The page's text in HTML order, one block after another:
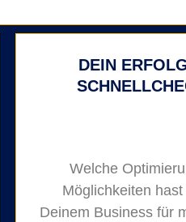
DEIN
Welche
Möglichkeiten
Deinem Business für